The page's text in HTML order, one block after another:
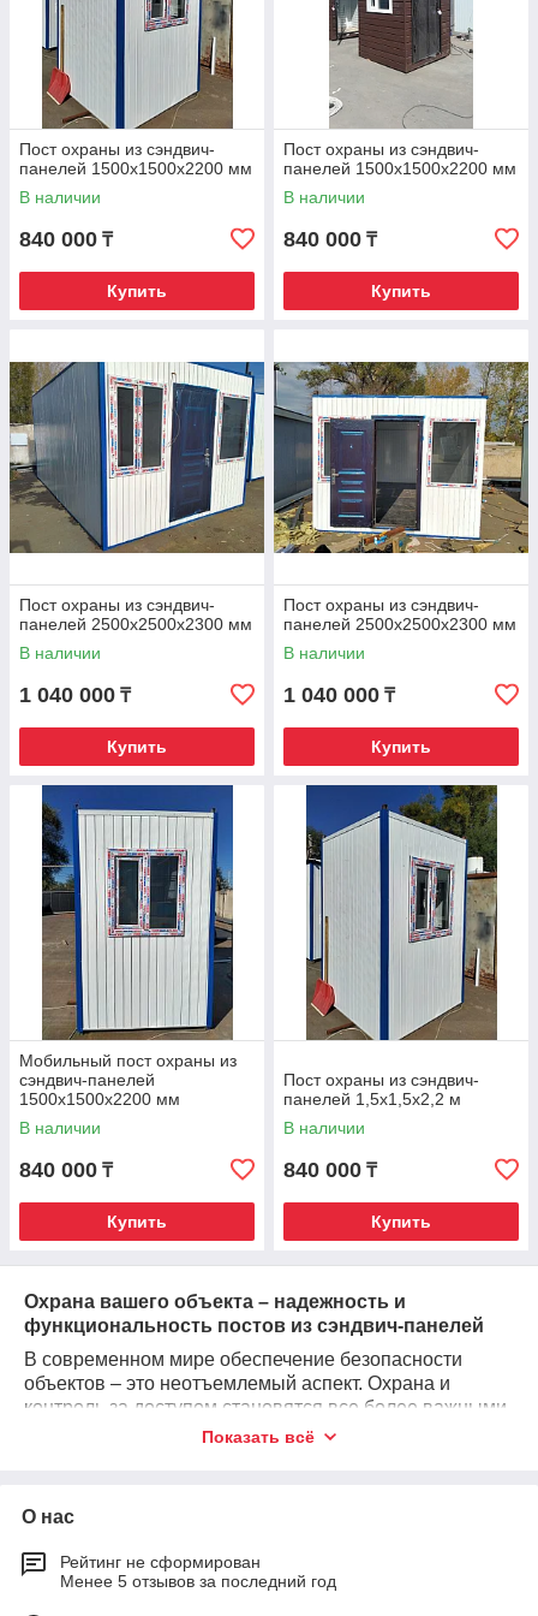
Пост охраны из сэндвич-
панелей 1500х1500х2200 мм
В наличии
840 000 ₸
Купить
Пост охраны из сэндвич-
панелей 1500х1500х2200 мм
В наличии
840 000 ₸
Купить
Пост охраны из сэндвич-
панелей 2500х2500х2300 мм
В наличии
1 040 000 ₸
Купить
Пост охраны из сэндвич-
панелей 2500х2500х2300 мм
В наличии
1 040 000 ₸
Купить
Мобильный пост охраны из
сэндвич-панелей
1500х1500х2200 мм
В наличии
840 000 ₸
Купить
Пост охраны из сэндвич-
панелей 1,5х1,5х2,2 м
В наличии
840 000 ₸
Купить
Охрана вашего объекта – надежность и
функциональность постов из сэндвич-панелей
В современном мире обеспечение безопасности
объектов – это неотъемлемый аспект. Охрана и
контроль за доступом становятся все более важными
элементами для различных промышленных,
как сэндвич-панели, чтобы обеспечить надежность и
функциональность в решении задач безопасности.
Охранная будка – функциональный элемент
Показать всё
О нас
Рейтинг не сформирован
Менее 5 отзывов за последний год